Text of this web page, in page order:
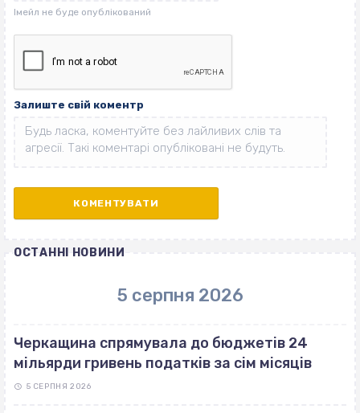
Залиште свій коментр
ОСТАННІ НОВИНИ
5 серпня 2026
Черкащина спрямувала до бюджетів 24
мільярди гривень податків за сім місяців
5 СЕРПНЯ 2026